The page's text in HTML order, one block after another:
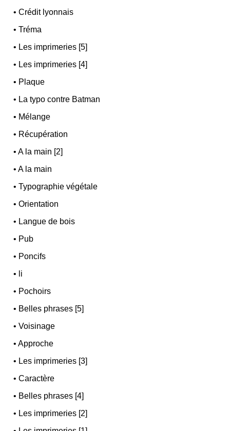
•Crédit lyonnais
•Tréma
• Les imprimeries [5]
• Les imprimeries [4]
• Plaque
• La typo contre Batman
• Mélange
• Récupération
•A la main [2]
•A la main
•Typographie végétale
•Orientation
• Langue de bois
• Pub
• Poncifs
• li
• Pochoirs
• Belles phrases [5]
•Voisinage
•Approche
• Les imprimeries [3]
•Caractère
• Belles phrases [4]
• Les imprimeries [2]